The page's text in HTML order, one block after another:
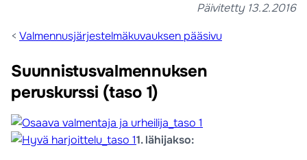
Päivitetty 13.2.2016
< Valmennusjärjestelmäkuvauksen pääsivu
Suunnistusvalmennuksen
peruskurssi (taso 1)
1. lähijakso: